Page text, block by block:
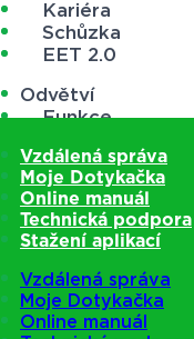
Kariéra
Schůzka
EET 2.0
Odvětví
Funkce
Ceník
Kariéra
Schůzka
EET 2.0
Vzdálená správa
Moje Dotykačka
Online manuál
Technická podpora
Stažení aplikací
Vzdálená správa
Moje Dotykačka
Online manuál